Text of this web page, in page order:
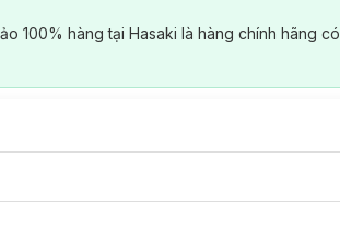
100% hàng tại Hasaki là hàng chính hãng có